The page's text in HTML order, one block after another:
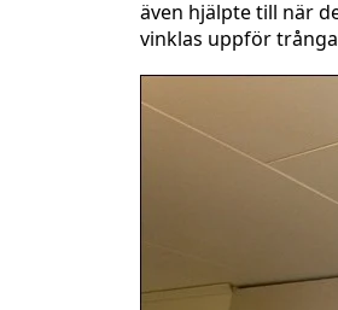
även hjälpte till när
vinklas uppför trånga